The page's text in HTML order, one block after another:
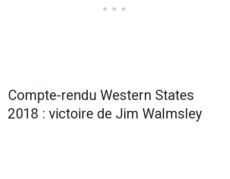
Compte-rendu Western States
2018 : victoire de Jim Walmsley